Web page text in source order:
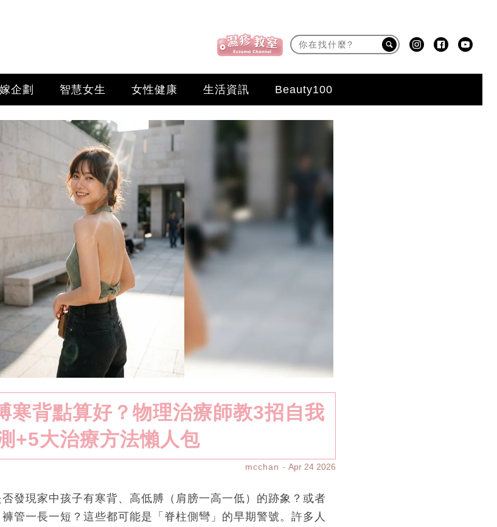
企劃 智慧女生 女性健康 生活資訊 Beauty100
寒背點算好？物理治療師教3招自我
+5大治療方法懶人包
mcchan Apr 24 2026
發現家中孩子有寒背、高低膊（肩膀一高一低）的跡象？或者
管一長一短？這些都可能是「脊柱側彎」的早期警號。許多人